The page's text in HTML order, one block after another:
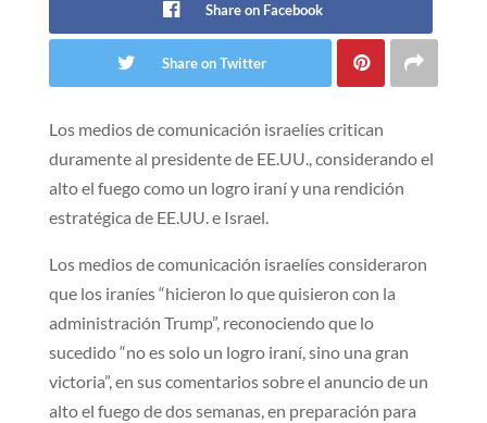
Share on Facebook
Share on Twitter
Los medios de comunicación israelíes critican
duramente al presidente de EE.UU., considerando el
alto el fuego como un logro iraní y una rendición
estratégica de EE.UU. e Israel.
Los medios de comunicación israelíes consideraron
que los iraníes “hicieron lo que quisieron con la
administración Trump”, reconociendo que lo
sucedido “no es solo un logro iraní, sino una gran
victoria”, en sus comentarios sobre el anuncio de un
alto el fuego de dos semanas, en preparación para